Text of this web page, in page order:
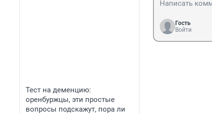
Тест на деменцию:
оренбуржцы, эти простые
вопросы подскажут, пора ли
Гость
Войти